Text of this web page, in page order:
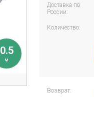
0.5
м
Доставка по
России:
Количество:
Возврат: